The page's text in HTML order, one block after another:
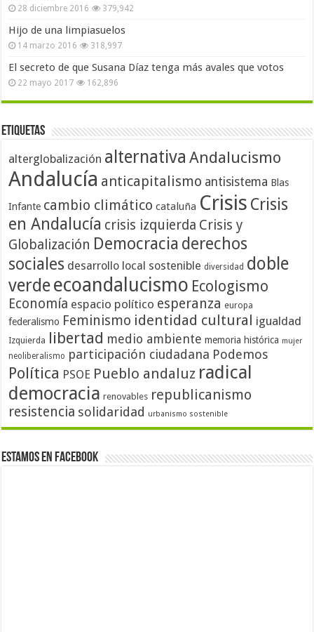
28 diciembre 2016 379,942
Hijo de una limpiasuelos
14 marzo 2016 318,997
El secreto de que Susana Díaz tenga más avales que votos
22 mayo 2017 162,896
Etiquetas
alterglobalización alternativa Andalucismo
Andalucía anticapitalismo antisistema Blas
Infante cambio climático cataluña Crisis Crisis
en Andalucía crisis izquierda Crisis y
Globalización Democracia derechos
sociales desarrollo local sostenible diversidad doble
verdeecoandalucismo Ecologismo
Economía espacio político esperanza europa
federalismo Feminismo identidad cultural igualdad
Izquierda libertad medio ambiente memoria histórica mujer
neoliberalismo participación ciudadana Podemos
Política PSOE Pueblo andaluz radical
democracia renovables republicanismo
resistencia solidaridad urbanismo sostenible
Estamos en Facebook